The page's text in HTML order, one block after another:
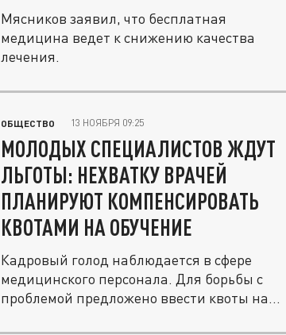
Мясников заявил, что бесплатная
медицина ведет к снижению качества
лечения.
ОБЩЕСТВО 13 НОЯБРЯ 09:25
МОЛОДЫХ СПЕЦИАЛИСТОВ ЖДУТ
ЛЬГОТЫ: НЕХВАТКУ ВРАЧЕЙ
ПЛАНИРУЮТ КОМПЕНСИРОВАТЬ
КВОТАМИ НА ОБУЧЕНИЕ
Кадровый голод наблюдается в сфере
медицинского персонала. Для борьбы с
проблемой предложено ввести квоты на...